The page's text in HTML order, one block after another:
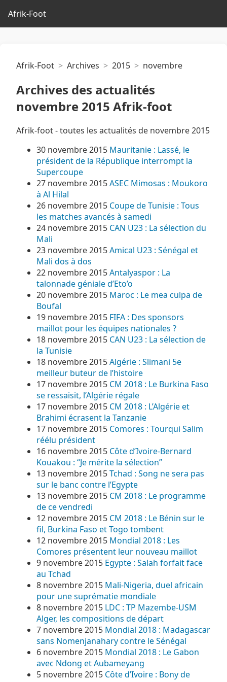
Afrik-Foot
Afrik-Foot Archives 2015 novembre
Archives des actualités
novembre 2015 Afrik-foot
Afrik-foot - toutes les actualités de novembre 2015
30 novembre 2015 Mauritanie : Lassé, le
président de la République interrompt la
Supercoupe
27 novembre 2015ASEC Mimosas : Moukoro
à Al Hilal
26 novembre 2015 Coupe de Tunisie : Tous
les matches avancés à samedi
24 novembre 2015 CAN U23 : La sélection du
Mali
23 novembre 2015Amical U23 : Sénégal et
Mali dos à dos
22 novembre 2015Antalyaspor : La
talonnade géniale d’Eto’o
20 novembre 2015 Maroc : Le mea culpa de
Boufal
19 novembre 2015 FIFA : Des sponsors
maillot pour les équipes nationales ?
18 novembre 2015 CAN U23 : La sélection de
la Tunisie
18 novembre 2015Algérie : Slimani 5e
meilleur buteur de l’histoire
17 novembre 2015 CM 2018 : Le Burkina Faso
se ressaisit, l’Algérie régale
17 novembre 2015 CM 2018 : L’Algérie et
Brahimi écrasent la Tanzanie
17 novembre 2015 Comores : Tourqui Salim
réélu président
16 novembre 2015 Côte d’Ivoire-Bernard
Kouakou : “Je mérite la sélection”
13 novembre 2015Tchad : Song ne sera pas
sur le banc contre l’Egypte
13 novembre 2015 CM 2018 : Le programme
de ce vendredi
12 novembre 2015 CM 2018 : Le Bénin sur le
fil, Burkina Faso et Togo tombent
12 novembre 2015 Mondial 2018 : Les
Comores présentent leur nouveau maillot
9 novembre 2015 Egypte : Salah forfait face
au Tchad
8 novembre 2015 Mali-Nigeria, duel africain
pour une suprématie mondiale
8 novembre 2015 LDC : TP Mazembe-USM
Alger, les compositions de départ
7 novembre 2015 Mondial 2018 : Madagascar
sans Nomenjanahary contre le Sénégal
6 novembre 2015 Mondial 2018 : Le Gabon
avec Ndong et Aubameyang
5 novembre 2015 Côte d’Ivoire : Bony de